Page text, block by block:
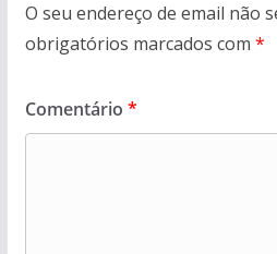
O seu endereço de email não
obrigatórios marcados com *
Comentário *